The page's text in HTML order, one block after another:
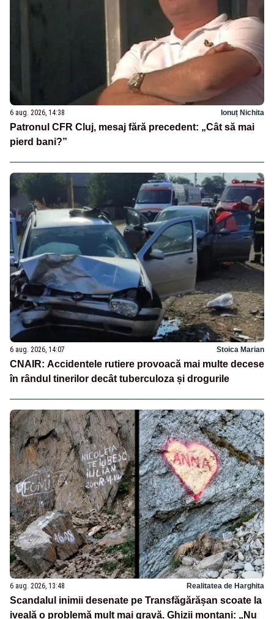
6 aug. 2026, 14:38 Ionuț Nichita
Patronul CFR Cluj, mesaj fără precedent: „Cât să mai
pierd bani?”
6 aug. 2026, 14:07 Stoica Marian
CNAIR: Accidentele rutiere provoacă mai multe decese
în rândul tinerilor decât tuberculoza și drogurile
6 aug. 2026, 13:48 Realitatea de Harghita
Scandalul inimii desenate pe Transfăgărășan scoate la
iveală o problemă mult mai gravă. Ghizii montani: „Nu